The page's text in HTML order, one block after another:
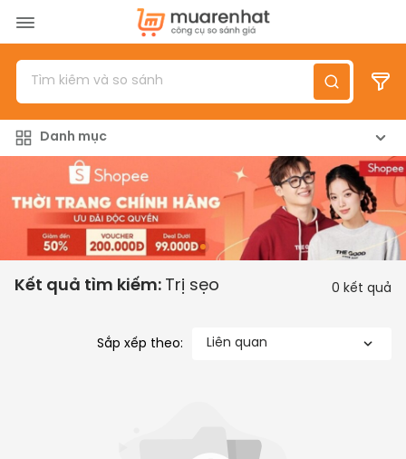
Menu
Sản phẩm
Đánh giá sản phẩm
Giới thiệu
Đăng nhập/Đăng ký
Danh mục
Kết quả tìm kiếm: Trị sẹo 0 kết quả
Sắp xếp theo: Liên quan